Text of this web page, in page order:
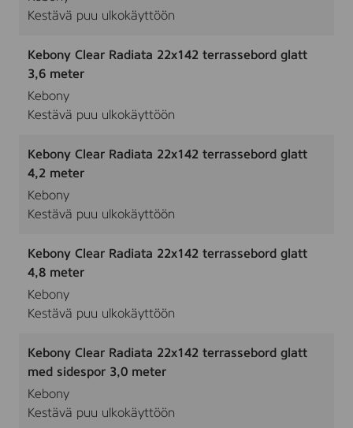
Kestävä puu ulkokäyttöön
Kebony Clear Radiata 22x142 terrassebord glatt
3,6 meter
Kebony
Kestävä puu ulkokäyttöön
Kebony Clear Radiata 22x142 terrassebord glatt
4,2 meter
Kebony
Kestävä puu ulkokäyttöön
Kebony Clear Radiata 22x142 terrassebord glatt
4,8 meter
Kebony
Kestävä puu ulkokäyttöön
Kebony Clear Radiata 22x142 terrassebord glatt
med sidespor 3,0 meter
Kebony
Kestävä puu ulkokäyttöön